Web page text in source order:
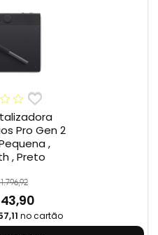
Pro Gen 2
,
, Preto
no cartão